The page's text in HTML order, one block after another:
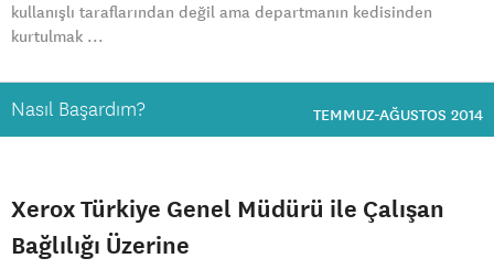
kullanışlı taraflarından değil ama departmanın kedisinden
kurtulmak ...
Nasıl Başardım? TEMMUZ-AĞUSTOS 2014
Xerox Türkiye Genel Müdürü ile Çalışan
Bağlılığı Üzerine